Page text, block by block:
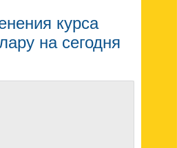
курса
на сегодня